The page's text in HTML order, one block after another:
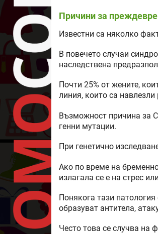
Причини за
Известни са няколко
В повечето случаи
наследствена
Почти 25% от жените,
линия, които са
Възможност причина за
генни мутации.
При генетично
Ако по време на
излагала се е на стрес
Понякога тази
образуват антитела,
Често това се случва на